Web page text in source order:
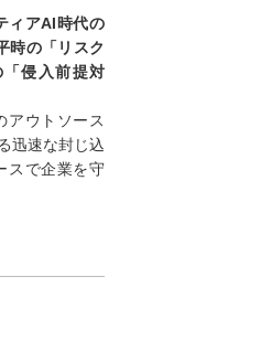
ィアAI時代の
時の「リスク
侵入前提対
アウトソース
迅速な封じ込
スで企業を守